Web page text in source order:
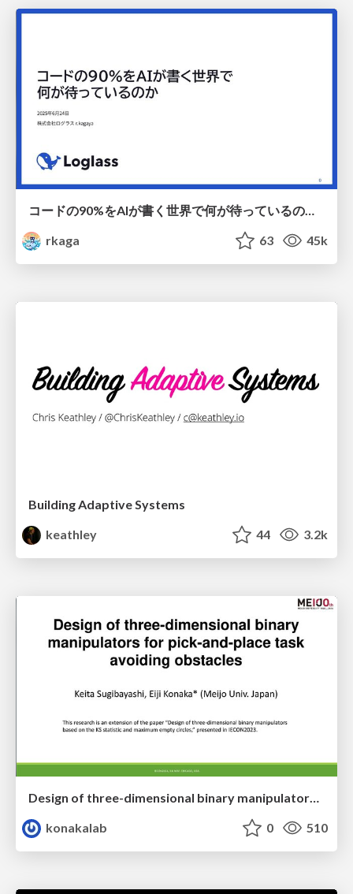
コードの90%をAIが書く世界で何が待っているのか / What awaits us in a world where 90% of the code is written by AI
rkaga
63 45k
Building Adaptive Systems
keathley
44 3.2k
Design of three-dimensional binary manipulators for pick-and-place task avoiding obstacles (IECON2024)
konakalab
0 510